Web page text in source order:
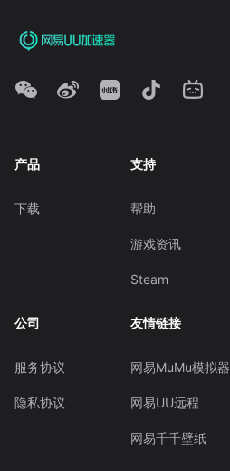
产品
下载
支持
帮助
游戏资讯
Steam
公司
服务协议
隐私协议
友情链接
网易MuMu模拟器
网易UU远程
网易千千壁纸